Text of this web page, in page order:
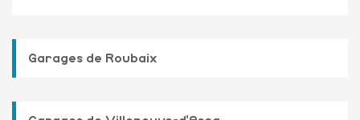
Garages de Roubaix